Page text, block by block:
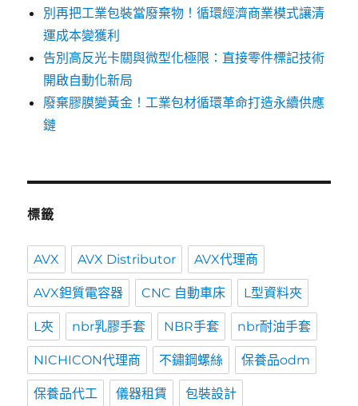
別再把工業包裝當廢棄物！循環經濟商業模式讓清
運成本變獲利
告別高反光卡關與微型化極限：直接零件標記技術
開啟自動化新局
廢棄膠膜變黃金！工業包材循環革命打造永續供應
鏈
標籤
AVX AVX Distributor AVX代理商
AVX鉭質電容器 CNC 自動車床 L型資料夾
L夾 nbr乳膠手套 NBR手套 nbr耐油手套
NICHICON代理商 不鏽鋼螺絲 保養品odm
保養品代工 儀器租賃 包裝設計